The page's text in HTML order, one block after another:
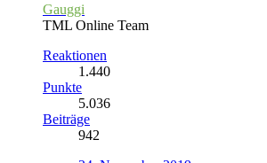
Gauggi
TML Online Team
Reaktionen
1.440
Punkte
5.036
Beiträge
942